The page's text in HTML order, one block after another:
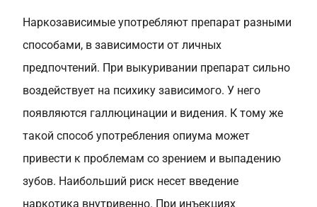
Наркозависимые употребляют препарат разными
способами, в зависимости от личных
предпочтений. При выкуривании препарат сильно
воздействует на психику зависимого. У него
появляются галлюцинации и видения. К тому же
такой способ употребления опиума может
привести к проблемам со зрением и выпадению
зубов. Наибольший риск несет введение
наркотика внутривенно. При инъекциях